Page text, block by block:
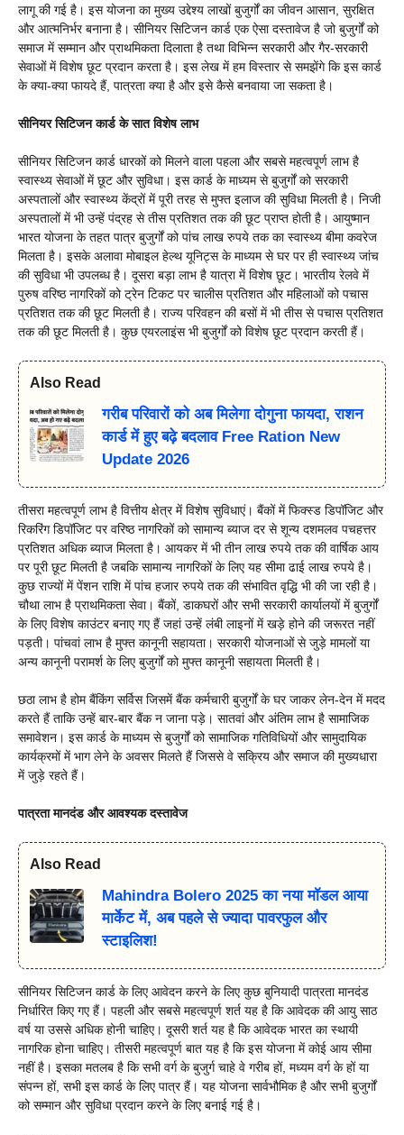
लागू की गई है। इस योजना का मुख्य उद्देश्य लाखों बुजुर्गों का जीवन आसान, सुरक्षित
और आत्मनिर्भर बनाना है। सीनियर सिटिजन कार्ड एक ऐसा दस्तावेज है जो बुजुर्गों को
समाज में सम्मान और प्राथमिकता दिलाता है तथा विभिन्न सरकारी और गैर-सरकारी
सेवाओं में विशेष छूट प्रदान करता है। इस लेख में हम विस्तार से समझेंगे कि इस कार्ड
के क्या-क्या फायदे हैं, पात्रता क्या है और इसे कैसे बनवाया जा सकता है।
सीनियर सिटिजन कार्ड के सात विशेष लाभ
सीनियर सिटिजन कार्ड धारकों को मिलने वाला पहला और सबसे महत्वपूर्ण लाभ है
स्वास्थ्य सेवाओं में छूट और सुविधा। इस कार्ड के माध्यम से बुजुर्गों को सरकारी
अस्पतालों और स्वास्थ्य केंद्रों में पूरी तरह से मुफ्त इलाज की सुविधा मिलती है। निजी
अस्पतालों में भी उन्हें पंद्रह से तीस प्रतिशत तक की छूट प्राप्त होती है। आयुष्मान
भारत योजना के तहत पात्र बुजुर्गों को पांच लाख रुपये तक का स्वास्थ्य बीमा कवरेज
मिलता है। इसके अलावा मोबाइल हेल्थ यूनिट्स के माध्यम से घर पर ही स्वास्थ्य जांच
की सुविधा भी उपलब्ध है। दूसरा बड़ा लाभ है यात्रा में विशेष छूट। भारतीय रेलवे में
पुरुष वरिष्ठ नागरिकों को ट्रेन टिकट पर चालीस प्रतिशत और महिलाओं को पचास
प्रतिशत तक की छूट मिलती है। राज्य परिवहन की बसों में भी तीस से पचास प्रतिशत
तक की छूट मिलती है। कुछ एयरलाइंस भी बुजुर्गों को विशेष छूट प्रदान करती हैं।
Also Read
गरीब परिवारों को अब मिलेगा दोगुना फायदा, राशन
कार्ड में हुए बढ़े बदलाव Free Ration New
Update 2026
तीसरा महत्वपूर्ण लाभ है वित्तीय क्षेत्र में विशेष सुविधाएं। बैंकों में फिक्स्ड डिपॉजिट और
रिकरिंग डिपॉजिट पर वरिष्ठ नागरिकों को सामान्य ब्याज दर से शून्य दशमलव पचहत्तर
प्रतिशत अधिक ब्याज मिलता है। आयकर में भी तीन लाख रुपये तक की वार्षिक आय
पर पूरी छूट मिलती है जबकि सामान्य नागरिकों के लिए यह सीमा ढाई लाख रुपये है।
कुछ राज्यों में पेंशन राशि में पांच हजार रुपये तक की संभावित वृद्धि भी की जा रही है।
चौथा लाभ है प्राथमिकता सेवा। बैंकों, डाकघरों और सभी सरकारी कार्यालयों में बुजुर्गों
के लिए विशेष काउंटर बनाए गए हैं जहां उन्हें लंबी लाइनों में खड़े होने की जरूरत नहीं
पड़ती। पांचवां लाभ है मुफ्त कानूनी सहायता। सरकारी योजनाओं से जुड़े मामलों या
अन्य कानूनी परामर्श के लिए बुजुर्गों को मुफ्त कानूनी सहायता मिलती है।
छठा लाभ है होम बैंकिंग सर्विस जिसमें बैंक कर्मचारी बुजुर्गों के घर जाकर लेन-देन में मदद
करते हैं ताकि उन्हें बार-बार बैंक न जाना पड़े। सातवां और अंतिम लाभ है सामाजिक
समावेशन। इस कार्ड के माध्यम से बुजुर्गों को सामाजिक गतिविधियों और सामुदायिक
कार्यक्रमों में भाग लेने के अवसर मिलते हैं जिससे वे सक्रिय और समाज की मुख्यधारा
में जुड़े रहते हैं।
पात्रता मानदंड और आवश्यक दस्तावेज
Also Read
Mahindra Bolero 2025 का नया मॉडल आया
मार्केट में, अब पहले से ज्यादा पावरफुल और
स्टाइलिश!
सीनियर सिटिजन कार्ड के लिए आवेदन करने के लिए कुछ बुनियादी पात्रता मानदंड
निर्धारित किए गए हैं। पहली और सबसे महत्वपूर्ण शर्त यह है कि आवेदक की आयु साठ
वर्ष या उससे अधिक होनी चाहिए। दूसरी शर्त यह है कि आवेदक भारत का स्थायी
नागरिक होना चाहिए। तीसरी महत्वपूर्ण बात यह है कि इस योजना में कोई आय सीमा
नहीं है। इसका मतलब है कि सभी वर्ग के बुजुर्ग चाहे वे गरीब हों, मध्यम वर्ग के हों या
संपन्न हों, सभी इस कार्ड के लिए पात्र हैं। यह योजना सार्वभौमिक है और सभी बुजुर्गों
को सम्मान और सुविधा प्रदान करने के लिए बनाई गई है।